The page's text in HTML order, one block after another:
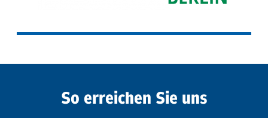
So erreichen Sie uns